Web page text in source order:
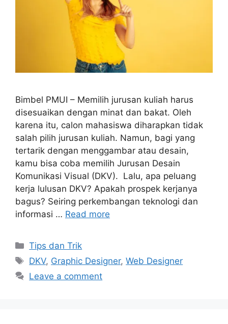
Bimbel PMUI – Memilih jurusan kuliah harus
disesuaikan dengan minat dan bakat. Oleh
karena itu, calon mahasiswa diharapkan tidak
salah pilih jurusan kuliah. Namun, bagi yang
tertarik dengan menggambar atau desain,
kamu bisa coba memilih Jurusan Desain
Komunikasi Visual (DKV). Lalu, apa peluang
kerja lulusan DKV? Apakah prospek kerjanya
bagus? Seiring perkembangan teknologi dan
informasi … Read more
Tips dan Trik
DKV, Graphic Designer,Web Designer
Leave a comment